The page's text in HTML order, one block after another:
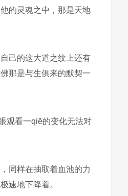
的灵魂之中，那是天地
己的这大道之纹上还有
那是与生俱来的默契一
观看一qiē的变化无法对
同样在抽取着血池的力
速地下降着。